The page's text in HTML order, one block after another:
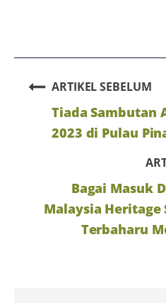
ARTIKEL SEBELUM
Tiada Sambutan
2023 di Pulau
Bagai Masuk
Malaysia Heritage
Terbaharu